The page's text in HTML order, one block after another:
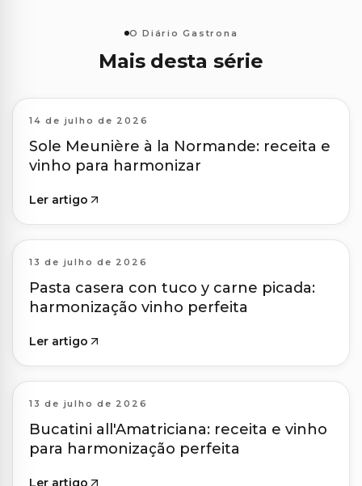
O Diário Gastrona
Mais desta série
14 de julho de 2026
Sole Meunière à la Normande: receita e
vinho para harmonizar
Ler artigo
13 de julho de 2026
Pasta casera con tuco y carne picada:
harmonização vinho perfeita
Ler artigo
13 de julho de 2026
Bucatini all'Amatriciana: receita e vinho
para harmonização perfeita
Ler artigo